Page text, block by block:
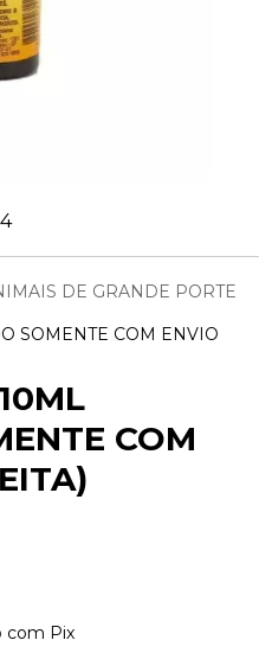
4
DE GRANDE PORTE
SOMENTE COM ENVIO
COM
com Pix